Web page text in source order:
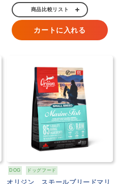
商品比較リスト
カートに入れる
DOG ドッグフード
オリジン スモールブリードマリ